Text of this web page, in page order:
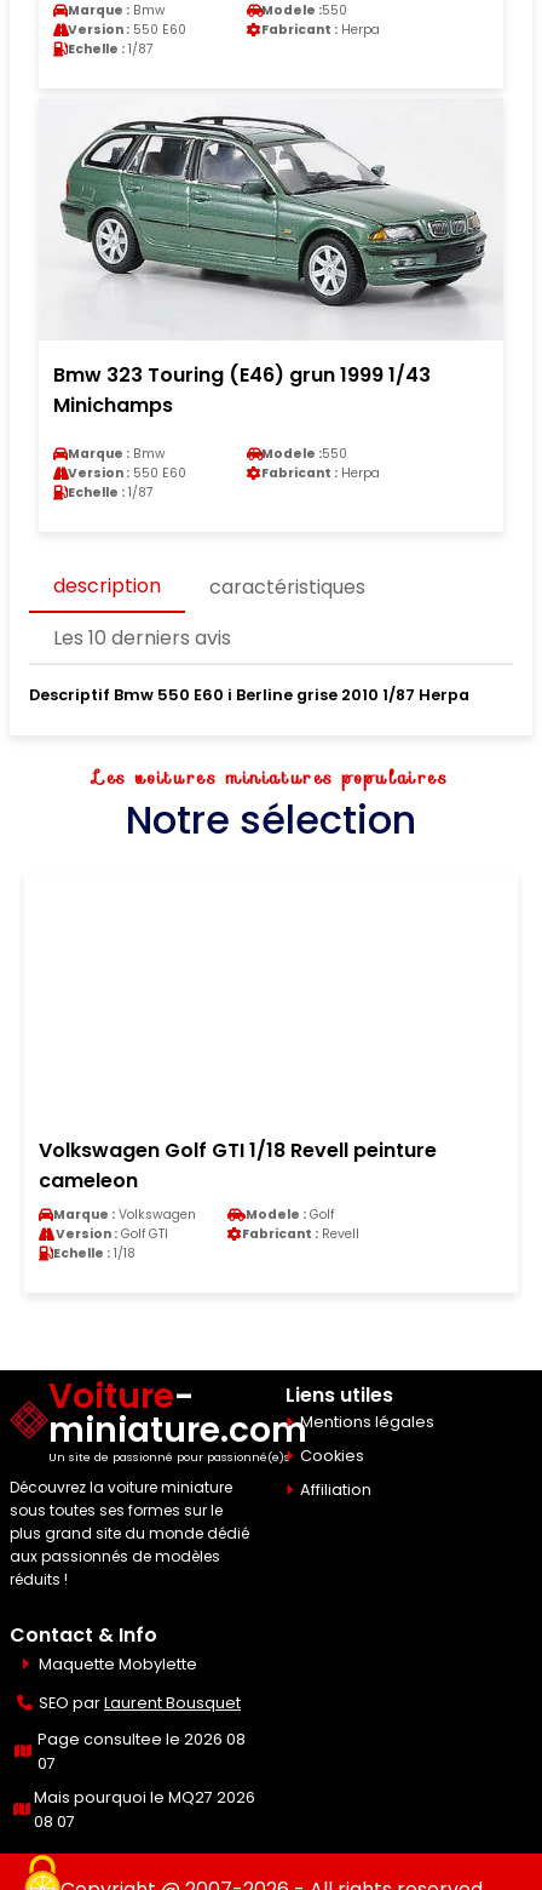
Marque : Bmw Modele :550
Version : 550 E60 Fabricant : Herpa
Echelle : 1/87
Bmw 323 Touring (E46) grun 1999 1/43
Minichamps
Marque : Bmw Modele :550
Version : 550 E60 Fabricant : Herpa
Echelle : 1/87
description
caractéristiques
Les 10 derniers avis
Descriptif Bmw 550 E60 i Berline grise 2010 1/87 Herpa
Les voitures miniatures populaires
Notre sélection
Volkswagen Golf GTI 1/18 Revell peinture
cameleon
Marque : Volkswagen Modele : Golf
Version : Golf GTI Fabricant : Revell
Echelle : 1/18
Voiture-
miniature.com
Un site de passionné pour passionné(e)s
Découvrez la voiture miniature
sous toutes ses formes sur le
plus grand site du monde dédié
aux passionnés de modèles
réduits !
Liens utiles
Mentions légales
Cookies
Affiliation
Contact & Info
Maquette Mobylette
SEO parLaurent Bousquet
Page consultee le 2026 08
07
Mais pourquoi le MQ27 2026
08 07